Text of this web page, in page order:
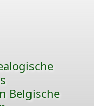
Belgische